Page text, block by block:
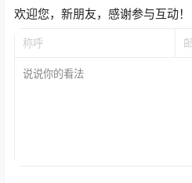
欢迎您，新朋友，感谢参与互动！